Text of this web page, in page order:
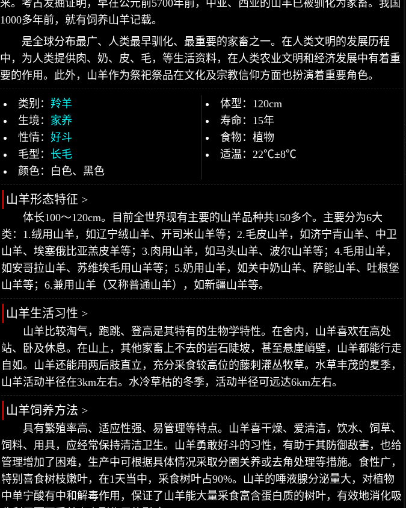
来。考古发掘证明，早在公元前5700年前，中亚、西亚的山羊已被驯化为家畜。我国
1000多年前，就有饲养山羊记载。
是全球分布最广、人类最早驯化、最重要的家畜之一。在人类文明的发展历程
中，为人类提供肉、奶、皮、毛，等生活资料，在人类农业文明和经济发展中有着重
要的作用。此外，山羊作为祭祀祭品在文化及宗教信仰方面也扮演着重要角色。
类别： 羚羊
生境： 家养
性情： 好斗
毛型： 长毛
颜色：白色、黑色
体型：120cm
寿命：15年
食物：植物
适温：22℃±8℃
山羊形态特征 >
体长100～120cm。目前全世界现有主要的山羊品种共150多个。主要分为6大
类：1.绒用山羊，如辽宁绒山羊、开司米山羊等；2.毛皮山羊，如济宁青山羊、中卫
山羊、埃塞俄比亚羔皮羊等；3.肉用山羊，如马头山羊、波尔山羊等；4.毛用山羊，
如安哥拉山羊、苏维埃毛用山羊等；5.奶用山羊，如关中奶山羊、萨能山羊、吐根堡
山羊等；6.兼用山羊（又称普通山羊），如新疆山羊等。
山羊生活习性 >
山羊比较淘气，跑跳、登高是其特有的生物学特性。在舍内，山羊喜欢在高处
站、卧及休息。在山上，其他家畜上不去的岩石陡坡，甚至悬崖峭壁，山羊都能行走
自如。山羊还能用两后肢直立，充分采食较高位的藤刺灌丛牧草。水草丰茂的夏季，
山羊活动半径在3km左右。水冷草枯的冬季，活动半径可远达6km左右。
山羊饲养方法 >
具有繁殖率高、适应性强、易管理等特点。山羊喜干燥、爱清洁，饮水、饲草、
饲料、用具，应经常保持清洁卫生。山羊勇敢好斗的习性，有助于其防御敌害，也给
管理增加了困难，生产中可根据具体情况采取分圈关养或去角处理等措施。食性广，
特别喜食树枝嫩叶，在1天当中，采食树叶占90%。山羊的唾液腺分泌量大，对植物
中单宁酸有中和解毒作用，保证了山羊能大量采食富含蛋白质的树叶，有效地消化吸